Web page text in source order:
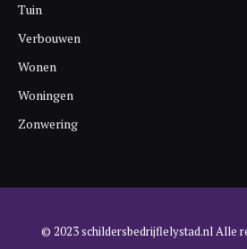
Tuin
Verbouwen
Wonen
Woningen
Zonwering
© 2023 schildersbedrijflelystad.nl Alle